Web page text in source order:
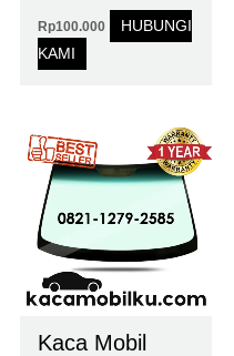
Rp100.000
HUBUNGI
KAMI
Kaca Mobil